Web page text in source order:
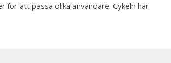
för att passa olika användare. Cykeln har